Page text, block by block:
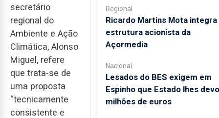
secretário
regional do
Ambiente e Ação
Climática, Alonso
Miguel, refere
que trata-se de
uma proposta
“tecnicamente
consistente e
Regional
Ricardo Martins Mota integra
estrutura acionista da
Açormedia
Nacional
Lesados do BES exigem em
Espinho que Estado lhes
milhões de euros